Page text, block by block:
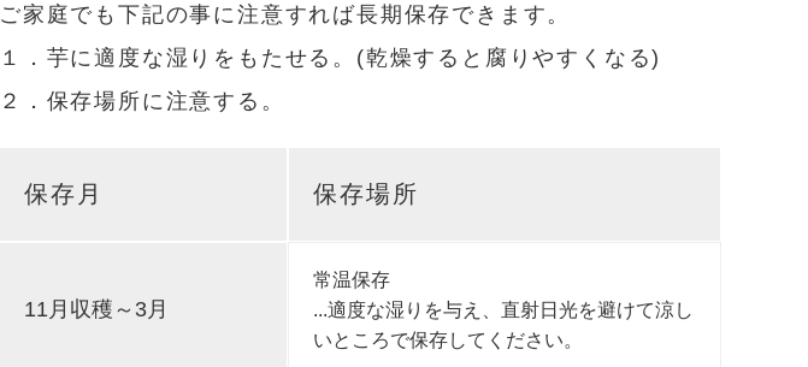
ご家庭でも下記の事に注意すれば長期保存できます。
１．芋に適度な湿りをもたせる。(乾燥すると腐りやすくなる)
２．保存場所に注意する。
保存月 保存場所
11月収穫～3月
常温保存
...適度な湿りを与え、直射日光を避けて涼し
いところで保存してください。